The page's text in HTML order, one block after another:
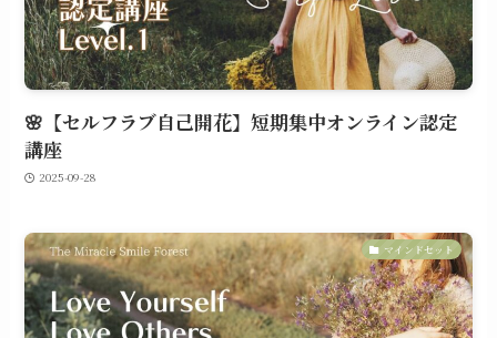
🌸【セルフラブ自己開花】短期集中オンライン認定
講座
2025-09-28
マインドセット